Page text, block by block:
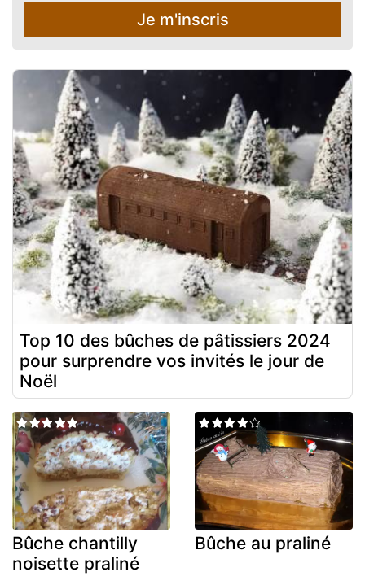
Je m'inscris
Top 10 des bûches de pâtissiers 2024
pour surprendre vos invités le jour de
Noël
Bûche chantilly
noisette praliné
Bûche au praliné